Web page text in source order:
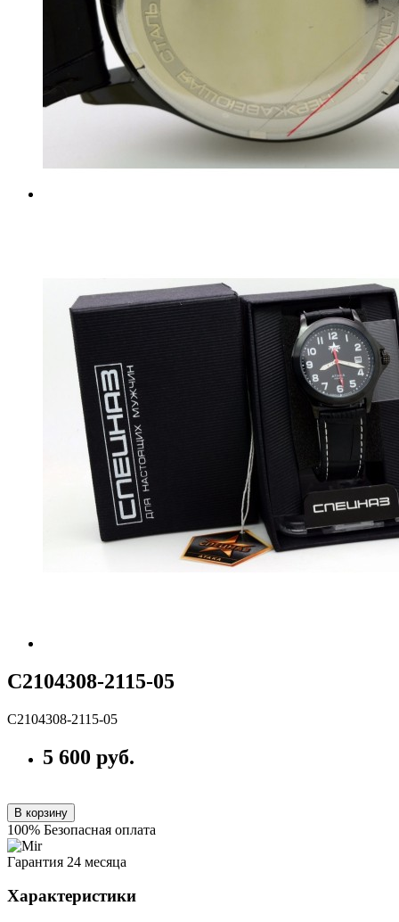
С2104308-2115-05
С2104308-2115-05
5 600 руб.
В корзину
100% Безопасная оплата
Гарантия 24 месяца
Характеристики